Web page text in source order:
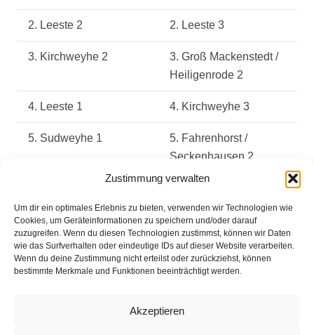
Zustimmung verwalten
Um dir ein optimales Erlebnis zu bieten, verwenden wir Technologien wie
Cookies, um Geräteinformationen zu speichern und/oder darauf
zuzugreifen. Wenn du diesen Technologien zustimmst, können wir Daten
wie das Surfverhalten oder eindeutige IDs auf dieser Website verarbeiten.
Wenn du deine Zustimmung nicht erteilst oder zurückziehst, können
bestimmte Merkmale und Funktionen beeinträchtigt werden.
Akzeptieren
2. Leeste 2 2. Leeste 3
3. Kirchweyhe 2
3. Groß Mackenstedt /
Heiligenrode 2
4. Leeste 1 4. Kirchweyhe 3
5. Sudweyhe 1
5. Fahrenhorst /
Seckenhausen 2
7. Erichshof 1 7. Melchiorsausen 2
8. Sudweyhe 2
8. Groß Mackenstedt /
Heiligenrode 3